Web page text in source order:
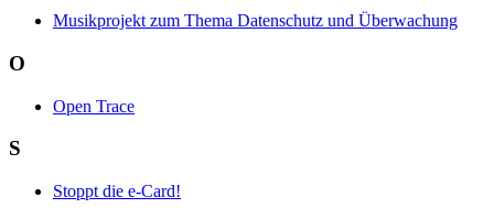
Musikprojekt zum Thema Datenschutz und Überwachung
O
Open Trace
S
Stoppt die e-Card!